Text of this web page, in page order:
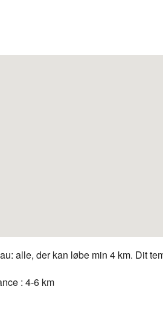
alle, der kan løbe min 4 km. Dit
: 4-6 km